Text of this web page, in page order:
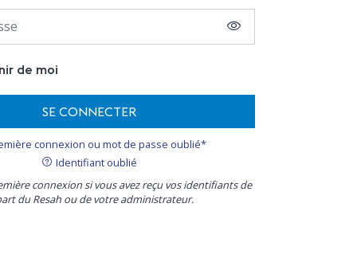
AFFICHER LE MOT
de moi
SE CONNECTER
connexion ou mot de passe oublié*
Identifiant oublié
connexion si vous avez reçu vos identifiants de
du Resah ou de votre administrateur.